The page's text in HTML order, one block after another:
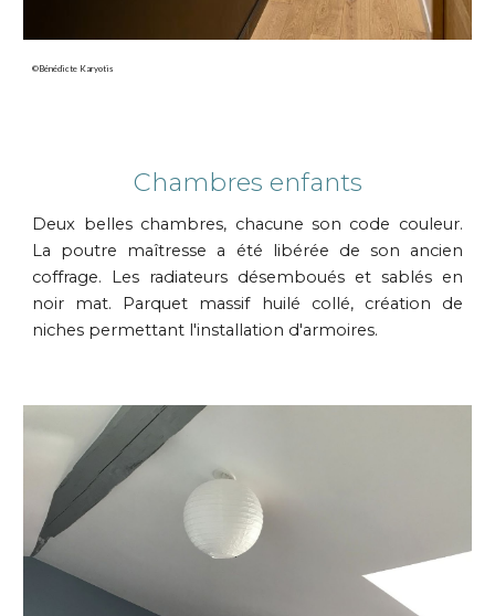
©Bénédicte Karyotis
Chambres enfants
Deux belles chambres, chacune son code couleur.
La poutre maîtresse a été libérée de son ancien
coffrage. Les radiateurs désemboués et sablés en
noir mat. Parquet massif huilé collé, création de
niches permettant l'installation d'armoires.